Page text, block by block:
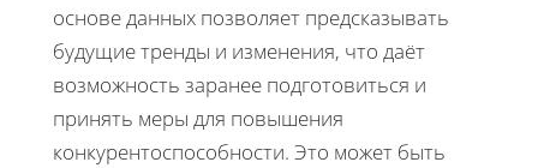
основе данных позволяет предсказывать
будущие тренды и изменения, что даёт
возможность заранее подготовиться и
принять меры для повышения
конкурентоспособности. Это может быть